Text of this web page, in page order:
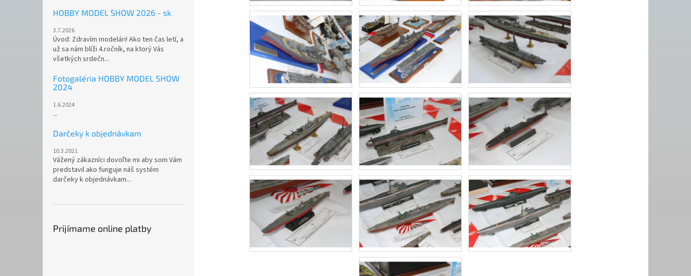
HOBBY MODEL SHOW 2026 - sk
3.7.2026
Úvod: Zdravím modelári! Ako ten čas letí, a
už sa nám blíži 4.ročník, na ktorý Vás
všetkých srdečn...
Fotogaléria HOBBY MODEL SHOW
2024
1.6.2024
...
Darčeky k objednávkam
10.3.2021
Vážený zákazníci dovoľte mi aby som Vám
predstavil ako funguje náš systém
darčeky k objednávkam...
Prijímame online platby